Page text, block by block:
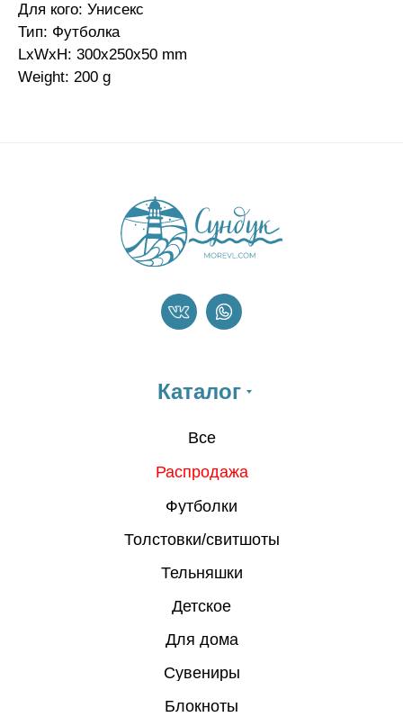
Для кого: Унисекс
Тип: Футболка
LxWxH: 300x250x50 mm
Weight: 200 g
Все
Распродажа
Футболки
Каталог
Толстовки/свитшоты
Тельняшки
Детское
Для дома
Сувениры
Блокноты